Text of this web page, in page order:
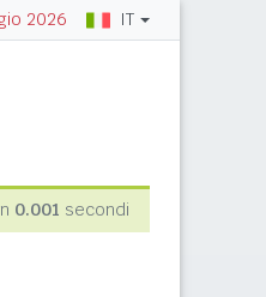
2026 IT
0.001 secondi